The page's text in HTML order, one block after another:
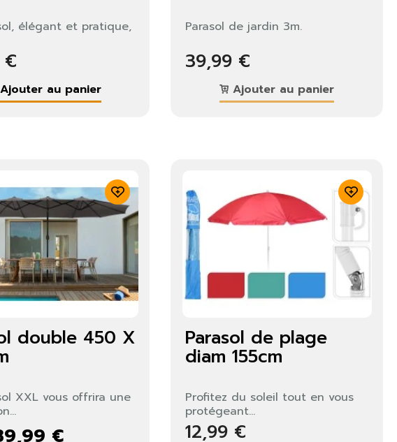
élégant et pratique,
€
au panier
Parasol de jardin 3m.
39,99 €
Ajouter au panier
double 450 X
XXL vous offrira une
€
Parasol de plage
diam 155cm
Profitez du soleil tout en vous
protégeant...
12,99 €